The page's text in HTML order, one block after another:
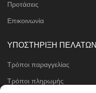
Προτάσεις
Επικοινωνία
ΥΠΟΣΤΗΡΙΞΗ ΠΕΛΑΤΩΝ
Τρόποι παραγγελίας
Τρόποι πληρωμής